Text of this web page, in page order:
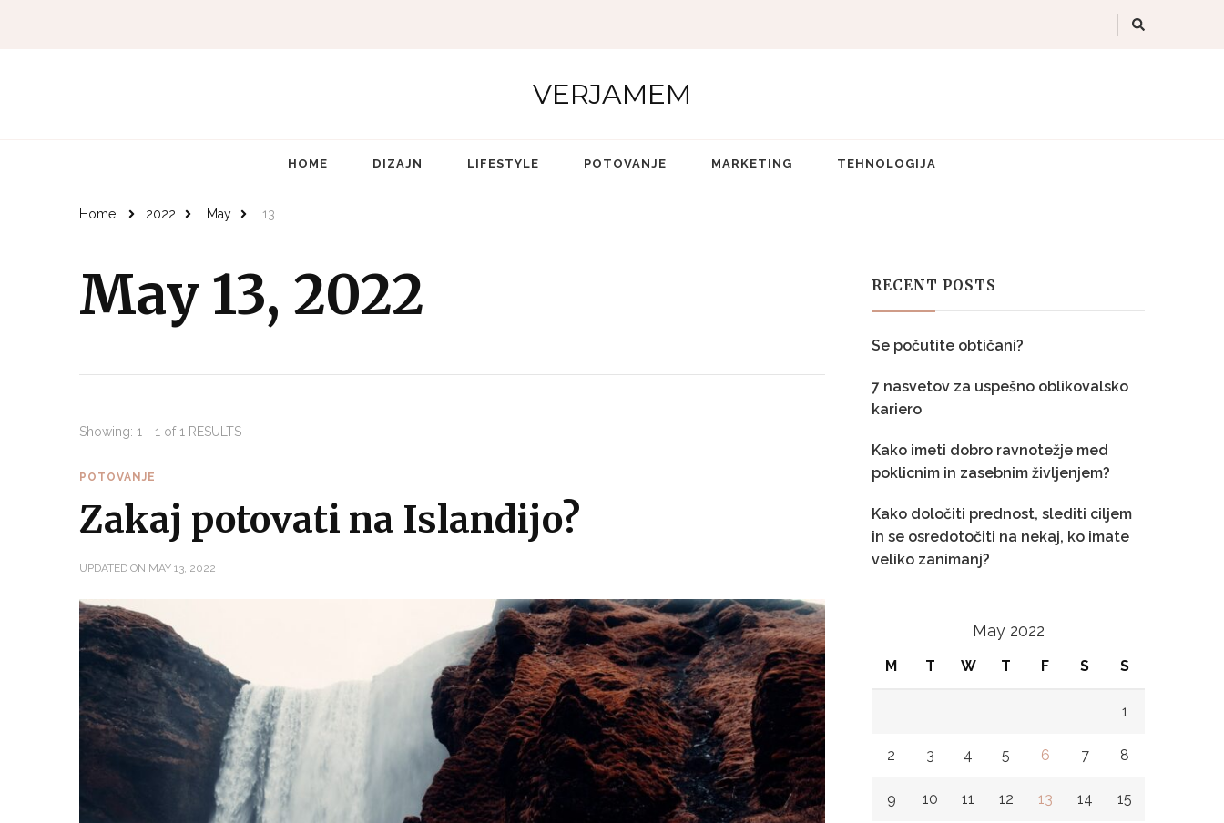
VERJAMEM
HOME DIZAJN LIFESTYLE POTOVANJE MARKETING TEHNOLOGIJA
Home 2022 May 13
May 13, 2022
Showing: 1 - 1 of 1 RESULTS
POTOVANJE
Zakaj potovati na Islandijo?
UPDATED ON MAY 13, 2022
RECENT POSTS
Se počutite obtičani?
7 nasvetov za uspešno oblikovalsko
kariero
Kako imeti dobro ravnotežje med
poklicnim in zasebnim življenjem?
Kako določiti prednost, slediti ciljem
in se osredotočiti na nekaj, ko imate
veliko zanimanj?
May 2022
M T W T F S S
1
2 3 4 5 6 7 8
9 10 11 12 13 14 15